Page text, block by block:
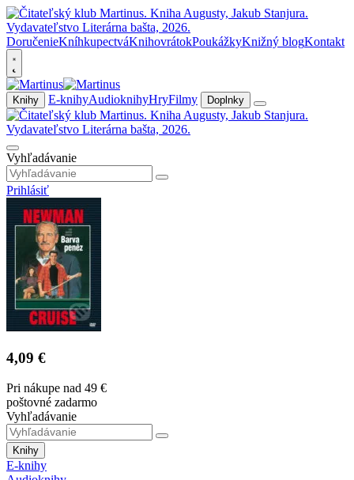
DoručenieKníhkupectváKnihovrátokPoukážkyKnižný blogKontakt
Knihy E-knihyAudioknihyHryFilmy Doplnky
Vyhľadávanie
Prihlásiť
4,09 €
Pri nákupe nad 49 €
poštovné zadarmo
Vyhľadávanie
Knihy
E-knihy